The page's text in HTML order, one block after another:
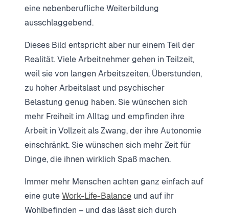
eine nebenberufliche Weiterbildung
ausschlaggebend.
Dieses Bild entspricht aber nur einem Teil der
Realität. Viele Arbeitnehmer gehen in Teilzeit,
weil sie von langen Arbeitszeiten, Überstunden,
zu hoher Arbeitslast und psychischer
Belastung genug haben. Sie wünschen sich
mehr Freiheit im Alltag und empfinden ihre
Arbeit in Vollzeit als Zwang, der ihre Autonomie
einschränkt. Sie wünschen sich mehr Zeit für
Dinge, die ihnen wirklich Spaß machen.
Immer mehr Menschen achten ganz einfach auf
eine guteWork-Life-Balance und auf ihr
Wohlbefinden – und das lässt sich durch